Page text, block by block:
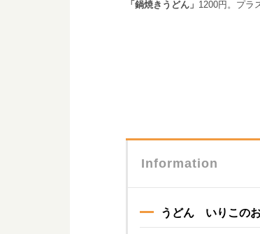
「鍋焼きうどん」 1200円。プラ
Information
うどん いりこの